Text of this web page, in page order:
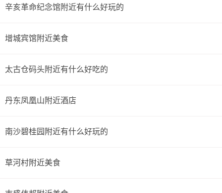
辛亥革命纪念馆附近有什么好玩的
增城宾馆附近美食
太古仓码头附近有什么好吃的
丹东凤凰山附近酒店
南沙碧桂园附近有什么好玩的
草河村附近美食